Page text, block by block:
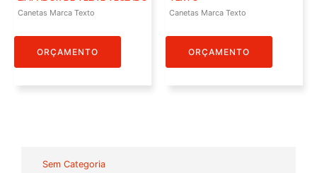
Sem Categoria
Canetas Marca Texto
ORÇAMENTO
Canetas Marca Texto
ORÇAMENTO